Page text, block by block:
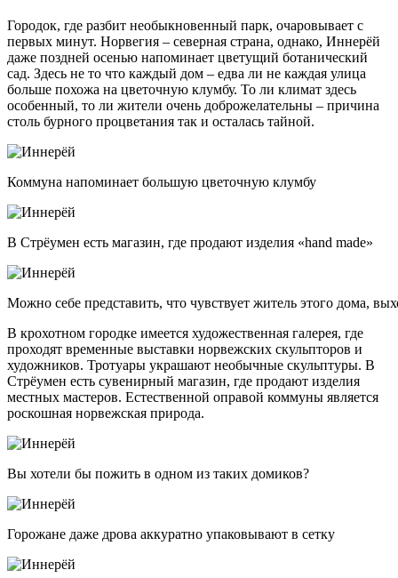
Городок, где разбит необыкновенный парк, очаровывает с
первых минут. Норвегия – северная страна, однако, Иннерёй
даже поздней осенью напоминает цветущий ботанический
сад. Здесь не то что каждый дом – едва ли не каждая улица
больше похожа на цветочную клумбу. То ли климат здесь
особенный, то ли жители очень доброжелательны – причина
столь бурного процветания так и осталась тайной.
Коммуна напоминает большую цветочную клумбу
В Стрёумен есть магазин, где продают изделия «hand made»
Можно себе представить, что чувствует житель этого дома,
В крохотном городке имеется художественная галерея, где
проходят временные выставки норвежских скульпторов и
художников. Тротуары украшают необычные скульптуры. В
Стрёумен есть сувенирный магазин, где продают изделия
местных мастеров. Естественной оправой коммуны является
роскошная норвежская природа.
Вы хотели бы пожить в одном из таких домиков?
Горожане даже дрова аккуратно упаковывают в сетку